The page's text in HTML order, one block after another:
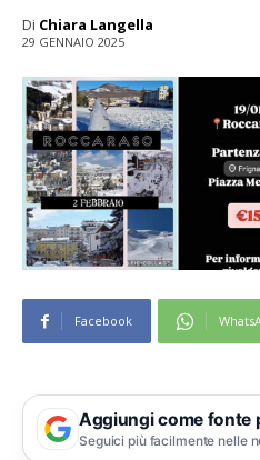
Di Chiara Langella
29 GENNAIO 2025
Facebook
Aggiungi come fonte
Seguici più facilmente nelle